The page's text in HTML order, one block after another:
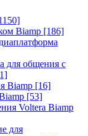
Biamp [186]
для общения с
Biamp [16]
[53]
Voltera Biamp
для